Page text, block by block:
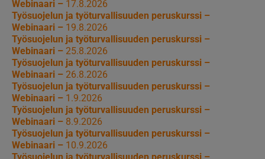
Webinaari – 17.8.2026
Työsuojelun ja työturvallisuuden peruskurssi –
Webinaari – 19.8.2026
Työsuojelun ja työturvallisuuden peruskurssi –
Webinaari – 25.8.2026
Työsuojelun ja työturvallisuuden peruskurssi –
Webinaari – 26.8.2026
Työsuojelun ja työturvallisuuden peruskurssi –
Webinaari – 1.9.2026
Työsuojelun ja työturvallisuuden peruskurssi –
Webinaari – 8.9.2026
Työsuojelun ja työturvallisuuden peruskurssi –
Webinaari – 10.9.2026